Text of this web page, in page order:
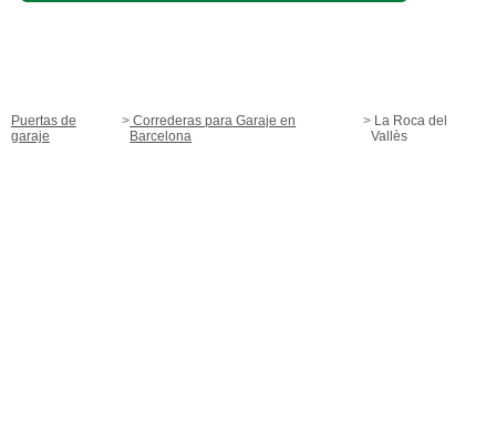
Puertas de
garaje
Correderas para Garaje en
Barcelona
La Roca del
Vallès